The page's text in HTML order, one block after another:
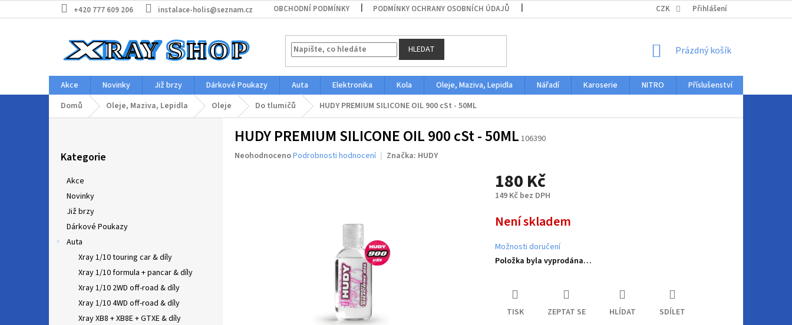
na
+420 777 609 206 instalace-holis@seznam.cz OBCHODNÍ PODMÍNKY PODMÍNKY OCHRANY OSOBNÍCH ÚDAJŮ CZK Přihlášení
HLEDAT
NÁKUPNÍ
Prázdný košík
Akce Novinky Již brzy Dárkové Poukazy Auta Elektronika Kola Oleje, Maziva, Lepidla Nářadí Karoserie NITRO Příslušenství
Domů
Oleje, Maziva, Lepidla Oleje Do tlumičů HUDY PREMIUM SILICONE OIL 900 cSt - 50ML
kategorie
Kategorie
Akce
Novinky
Již brzy
Dárkové Poukazy
Auta
Xray 1/10 touring car & díly
Xray 1/10 formula + pancar & díly
Xray 1/10 2WD off-road & díly
Xray 1/10 4WD off-road & díly
Xray XB8 + XB8E + GTXE & díly
HUDY PREMIUM SILICONE OIL 900 cSt - 50ML 106390
Průměrné
NeohodnocenoPodrobnosti hodnocení Značka: HUDY
180 Kč
149 Kč bez DPH
cena:
Není skladem
Možnosti doručení
Položka byla vyprodána…
TISK ZEPTAT SE HLÍDAT SDÍLET